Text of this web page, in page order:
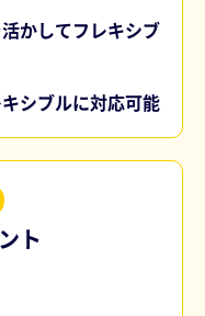
かしてフレキシブ
シブルに対応可能
ト